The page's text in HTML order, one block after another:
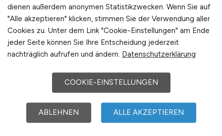
einzuschätzen und langfristige Strategien zu
entwickeln, die sowohl die Besetzung als auch
die Stabilisierung der Teams sicherstellen. Da
Aufnahmebereiche häufig
Schnittstellenfunktionen übernehmen, ist eine
fundierte Strukturierung zwingend notwendig,
um Pflegekräfte in ihrer Arbeit zu unterstützen
und eine hohe Versorgungsqualität zu
gewährleisten.
dienen außerdem anonymen Statistikzwecken. Wenn Sie auf
"Alle akzeptieren" klicken, stimmen Sie der Verwendung aller
Cookies zu. Unter dem Link "Cookie-Einstellungen" am Ende
jeder Seite können Sie Ihre Entscheidung jederzeit
nachträglich aufrufen und ändern. Datenschutzerklärung
COOKIE-EINSTELLUNGEN
ABLEHNEN ALLE AKZEPTIEREN